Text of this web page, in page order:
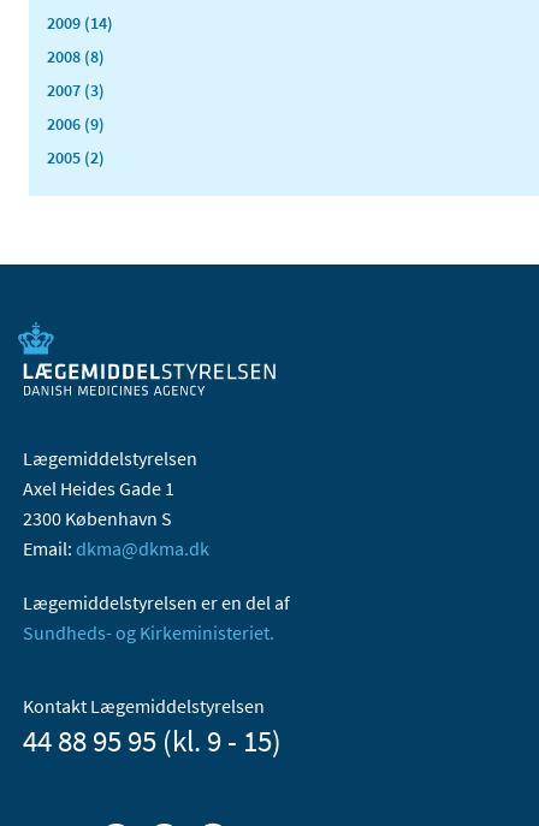
2009 (14)
2008 (8)
2007 (3)
2006 (9)
2005 (2)
Lægemiddelstyrelsen
Axel Heides Gade 1
2300 København S
Email: dkma@dkma.dk
Lægemiddelstyrelsen er en del af
Sundheds- og Kirkeministeriet.
Kontakt Lægemiddelstyrelsen
44 88 95 95 (kl. 9 - 15)